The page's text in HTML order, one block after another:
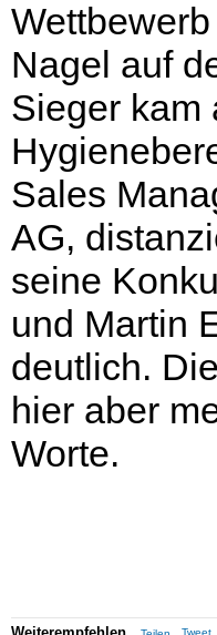
Nagel auf
Sieger kam
Sales
AG,
seine
und Martin
deutlich.
hier aber
Worte.
Tweet